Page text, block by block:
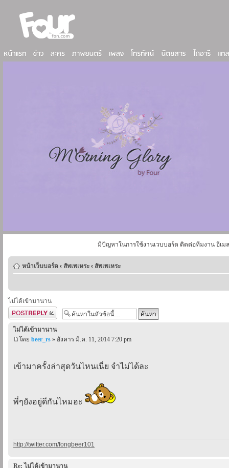
มีปัญหาในการใช้งานเวบบอร์ด ติดต่อทีมงาน อีเม
หน้าเว็บบอร์ด ‹ สัพเพเหระ ‹ สัพเพเหระ
ไม่ได้เข้ามานาน
ตอบกระทู้
ไม่ได้เข้ามานาน
โดย beer_rs » อังคาร มี.ค. 11, 2014 7:20 pm
เข้ามาครั้งล่าสุดวันไหนเนี่ย จำไม่ได้ละ
พี่ๆยังอยู่ดีกันไหมฮะ
http://twitter.com/fongbeer101
Re: ไม่ได้เข้ามานาน